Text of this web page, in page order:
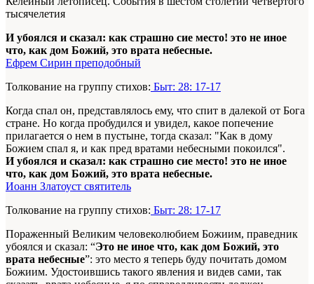
тысячелетия
И убоялся и сказал: как страшно сие место! это не иное
что, как дом Божий, это врата небесные.
Ефрем Сирин преподобный
Толкование на группу стихов: Быт: 28: 17-17
Когда спал он, представлялось ему, что спит в далекой от Бога
стране. Но когда пробудился и увидел, какое попечение
прилагается о нем в пустыне, тогда сказал: "Как в дому
Божием спал я, и как пред вратами небесными покоился".
И убоялся и сказал: как страшно сие место! это не иное
что, как дом Божий, это врата небесные.
Иоанн Златоуст святитель
Толкование на группу стихов: Быт: 28: 17-17
Пораженный Великим человеколюбием Божиим, праведник
убоялся и сказал: “Это не иное что, как дом Божий, это
врата небесные”: это место я теперь буду почитать домом
Божиим. Удостоившись такого явления и видев сами, так